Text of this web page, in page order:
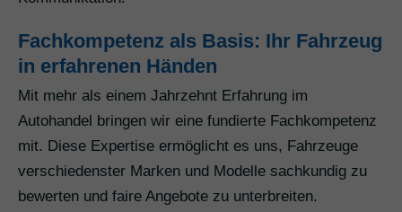
Fachkompetenz als Basis: Ihr Fahrzeug
in erfahrenen Händen
Mit mehr als einem Jahrzehnt Erfahrung im
Autohandel bringen wir eine fundierte Fachkompetenz
mit. Diese Expertise ermöglicht es uns, Fahrzeuge
verschiedenster Marken und Modelle sachkundig zu
bewerten und faire Angebote zu unterbreiten.